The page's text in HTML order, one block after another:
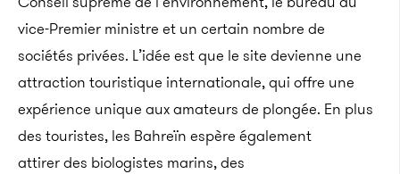
vice-Premier ministre et un certain nombre de
sociétés privées. L’idée est que le site devienne une
attraction touristique internationale, qui offre une
expérience unique aux amateurs de plongée. En plus
des touristes, les Bahreïn espère également
attirer des biologistes marins, des